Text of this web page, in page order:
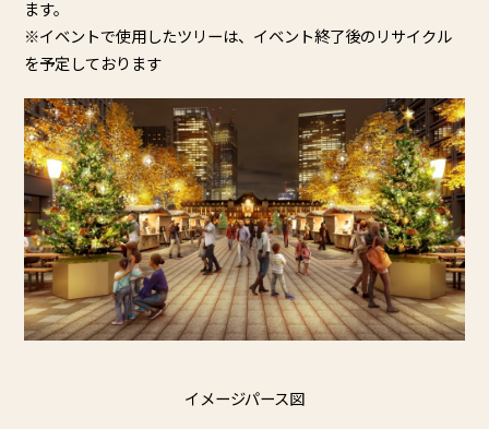
ます。
※イベントで使用したツリーは、 イベント終了後のリサイクル
を予定しております
イメージパース図